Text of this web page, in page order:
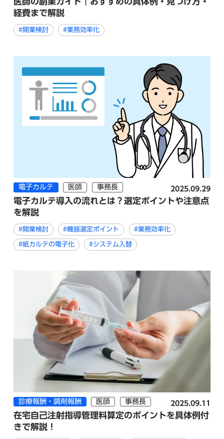
経費まで解説
#開業検討 #業務効率化
電子カルテ 医師 事務長 2025.09.29
電子カルテ導入の流れとは？選定ポイントや注意点
を解説
#開業検討 #機器選定ポイント #業務効率化
#紙カルテの電子化 #システム入替
診療報酬・調剤報酬 医師 事務長 2025.09.11
在宅自己注射指導管理料算定のポイントを具体例付
きで解説！